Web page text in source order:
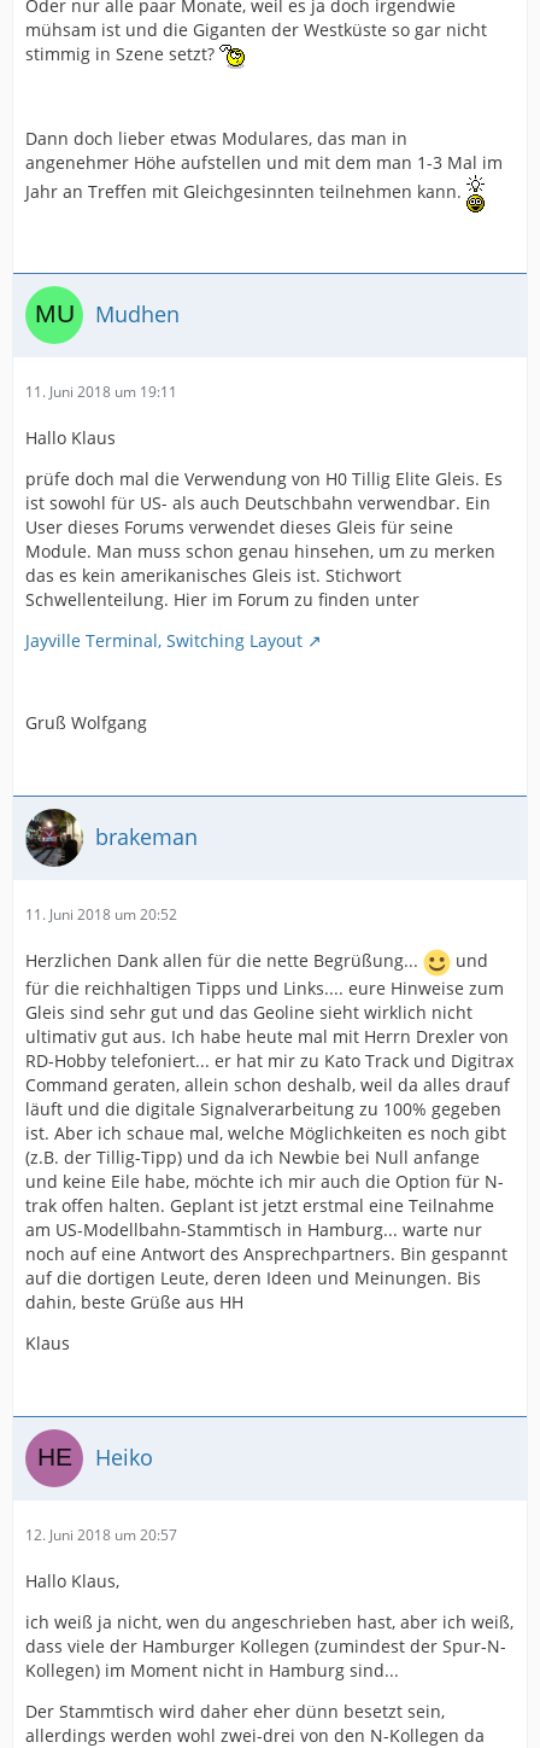
Oder nur alle paar Monate, weil es ja doch irgendwie
mühsam ist und die Giganten der Westküste so gar nicht
stimmig in Szene setzt?
Dann doch lieber etwas Modulares, das man in
angenehmer Höhe aufstellen und mit dem man 1-3 Mal im
Jahr an Treffen mit Gleichgesinnten teilnehmen kann.
Mudhen
11. Juni 2018 um 19:11
Hallo Klaus
prüfe doch mal die Verwendung von H0 Tillig Elite Gleis. Es
ist sowohl für US- als auch Deutschbahn verwendbar. Ein
User dieses Forums verwendet dieses Gleis für seine
Module. Man muss schon genau hinsehen, um zu merken
das es kein amerikanisches Gleis ist. Stichwort
Schwellenteilung. Hier im Forum zu finden unter
Jayville Terminal, Switching Layout
Gruß Wolfgang
brakeman
11. Juni 2018 um 20:52
Herzlichen Dank allen für die nette Begrüßung...
und
für die reichhaltigen Tipps und Links.... eure Hinweise zum
Gleis sind sehr gut und das Geoline sieht wirklich nicht
ultimativ gut aus. Ich habe heute mal mit Herrn Drexler von
RD-Hobby telefoniert... er hat mir zu Kato Track und Digitrax
Command geraten, allein schon deshalb, weil da alles drauf
läuft und die digitale Signalverarbeitung zu 100% gegeben
ist. Aber ich schaue mal, welche Möglichkeiten es noch gibt
(z.B. der Tillig-Tipp) und da ich Newbie bei Null anfange
und keine Eile habe, möchte ich mir auch die Option für N-
trak offen halten. Geplant ist jetzt erstmal eine Teilnahme
am US-Modellbahn-Stammtisch in Hamburg... warte nur
noch auf eine Antwort des Ansprechpartners. Bin gespannt
auf die dortigen Leute, deren Ideen und Meinungen. Bis
dahin, beste Grüße aus HH
Klaus
Heiko
12. Juni 2018 um 20:57
Hallo Klaus,
ich weiß ja nicht, wen du angeschrieben hast, aber ich weiß,
dass viele der Hamburger Kollegen (zumindest der Spur-N-
Kollegen) im Moment nicht in Hamburg sind...
Der Stammtisch wird daher eher dünn besetzt sein,
allerdings werden wohl zwei-drei von den N-Kollegen da